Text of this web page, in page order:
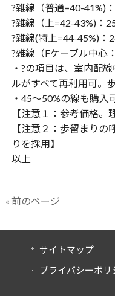
?雑線（普通=40-41%)
?雑線（上=42-43%)：
?雑線(特上=44-45%)：
?雑線（Fケーブル中心
・?の項目は、室内配
ルがすべて再利用可。
・45〜50%の線も購入
【注意１：参考価格。
【注意２：歩留まり
りを採用】
以上
« 前のページ
サイトマップ
プライバシーポリ